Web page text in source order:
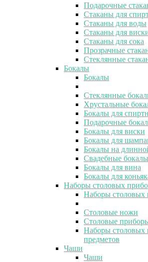
Подарочные
Стаканы для
Стаканы для воды
Стаканы для
Стаканы для сока
Прозрачные
Стеклянные
Бокалы
Бокалы
Стеклянные
Хрустальные
Бокалы для
Подарочные
Бокалы для виски
Бокалы для
Бокалы на
Свадебные бокалы
Бокалы для вина
Бокалы для
Наборы столовых
Наборы столовых
Столовые ножи
Столовые
Наборы столовых
предметов
Чаши
Чаши